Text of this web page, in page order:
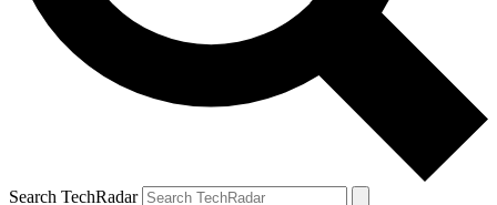
Search TechRadar